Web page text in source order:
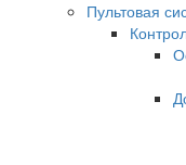
Пультовая